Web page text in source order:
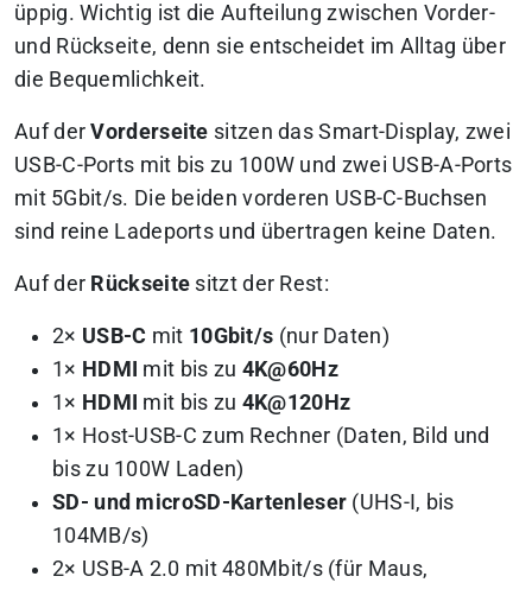
üppig. Wichtig ist die Aufteilung zwischen Vorder-
und Rückseite, denn sie entscheidet im Alltag über
die Bequemlichkeit.
Auf derVorderseite sitzen das Smart-Display, zwei
USB-C-Ports mit bis zu 100W und zwei USB-A-Ports
mit 5Gbit/s. Die beiden vorderen USB-C-Buchsen
sind reine Ladeports und übertragen keine Daten.
Auf der Rückseite sitzt der Rest:
2× USB-C mit 10Gbit/s (nur Daten)
1× HDMI mit bis zu 4K@60Hz
1× HDMI mit bis zu 4K@120Hz
1× Host-USB-C zum Rechner (Daten, Bild und
bis zu 100W Laden)
SD- und microSD-Kartenleser (UHS-I, bis
104MB/s)
2× USB-A 2.0 mit 480Mbit/s (für Maus,